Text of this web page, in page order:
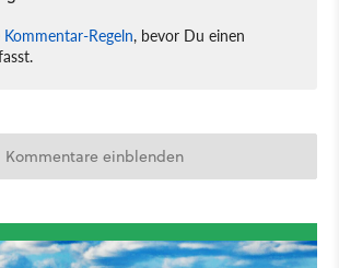
Kommentar-Regeln, bevor Du einen
Kommentare einblenden